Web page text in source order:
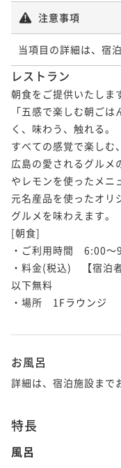
注意事項
当項目の詳細は、宿
レストラン
朝食をご提供いたしま
「五感で楽しむ朝ご
く、味わう、触れる。
すべての感覚で楽しむ
広島の愛されるグルメ
やレモンを使ったメニ
元名産品を使ったオリ
グルメを味わえます。
[朝食]
・ご利用時間　6:00～
・料金(税込)　【宿
以下無料
・場所　1Fラウンジ
お風呂
詳細は、宿泊施設まで
特長
風呂